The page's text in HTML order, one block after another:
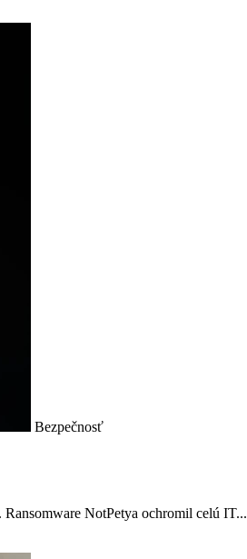
Bezpečnosť
NotPetya ochromil celú IT...